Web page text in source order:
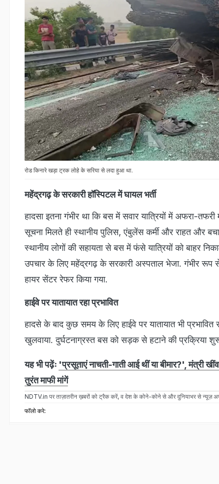
रोड किनारे खड़ा ट्रक लोहे के सरिया से लदा हुआ था.
महेंद्रगढ़ के सरकारी हॉस्पिटल में घायल भर्ती
हादसा इतना गंभीर था कि बस में सवार यात्रियों में अफरा-
सूचना मिलते ही स्थानीय पुलिस, एंबुलेंस कर्मी और राहत और
स्थानीय लोगों की सहायता से बस में फंसे यात्रियों को बाहर
उपचार के लिए महेंद्रगढ़ के सरकारी अस्पताल भेजा. गंभीर रूप
हायर सेंटर रेफर किया गया.
हाईवे पर यातायात रहा प्रभावित
हादसे के बाद कुछ समय के लिए हाईवे पर यातायात भी
खुलवाया. दुर्घटनाग्रस्त बस को सड़क से हटाने की प्रक्रिया
यह भी पढ़ेंः 'प्रसूताएं नाचती-गाती आई थीं या बीमार?', मंत्री
तुरंत माफी मांगें
NDTV.in पर ताज़ातरीन ख़बरों को ट्रैक करें, व देश के कोने-कोने से और दुनियाभर से न्यूज़
फॉलो करे: